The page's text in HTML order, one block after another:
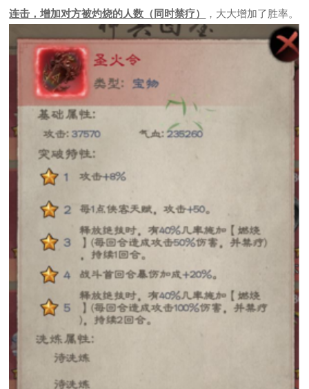
连击，增加对方被灼烧的人数（同时禁疗）
，大大增加了胜率。